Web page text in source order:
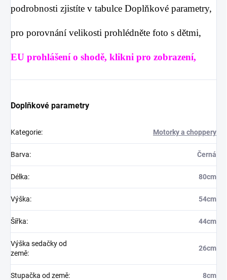
podrobnosti zjistíte v tabulce Doplňkové parametry,
pro porovnání velikosti prohlédněte foto s dětmi,
EU prohlášení o shodě, klikni pro zobrazení,
Doplňkové parametry
Kategorie: Motorky a choppery
Barva: Černá
Délka: 80cm
Výška: 54cm
Šířka: 44cm
Výška sedačky od
země:
26cm
Stupačka od země: 8cm